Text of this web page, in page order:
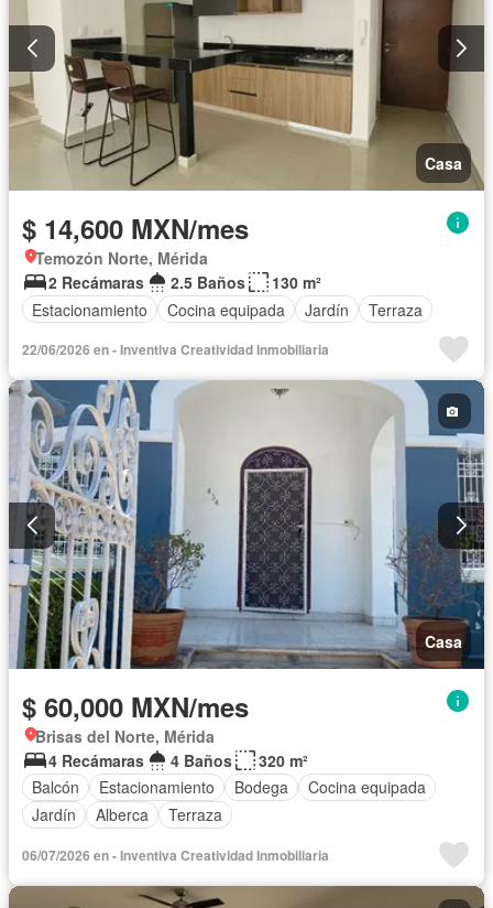
Casa
$ 14,600 MXN/mes
Temozón Norte, Mérida
2 Recámaras
2.5 Baños
130 m²
Estacionamiento
Cocina equipada Jardín Terraza
22/06/2026 en - Inventiva Creatividad Inmobiliaria
Casa
$ 60,000 MXN/mes
Brisas del Norte, Mérida
4 Recámaras
4 Baños
320 m²
Balcón
Estacionamiento Bodega
Cocina equipada
Jardín
Alberca Terraza
06/07/2026 en - Inventiva Creatividad Inmobiliaria